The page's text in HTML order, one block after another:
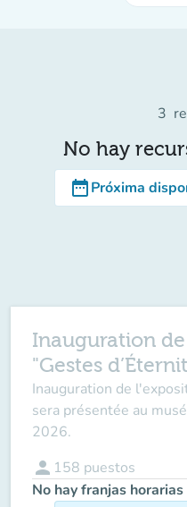
3
No hay
date_rangePróxima
Inauguration
"Gestes
Inauguration de
sera présentée au
2026.
person 158 puestos
No hay franjas